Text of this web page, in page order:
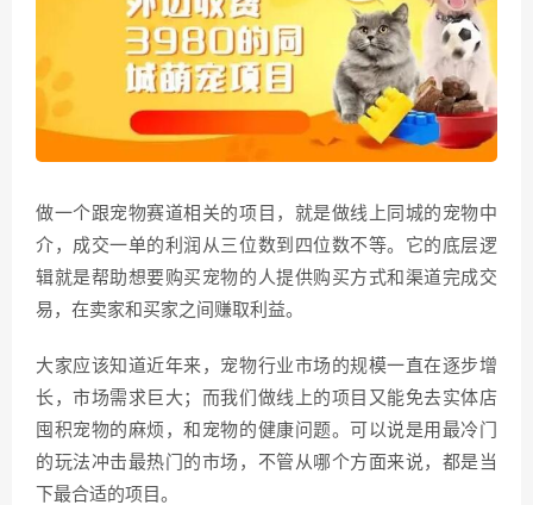
做一个跟宠物赛道相关的项目，就是做线上同城的宠物中
介，成交一单的利润从三位数到四位数不等。它的底层逻
辑就是帮助想要购买宠物的人提供购买方式和渠道完成交
易，在卖家和买家之间赚取利益。
大家应该知道近年来，宠物行业市场的规模一直在逐步增
长，市场需求巨大；而我们做线上的项目又能免去实体店
囤积宠物的麻烦，和宠物的健康问题。可以说是用最冷门
的玩法冲击最热门的市场，不管从哪个方面来说，都是当
下最合适的项目。